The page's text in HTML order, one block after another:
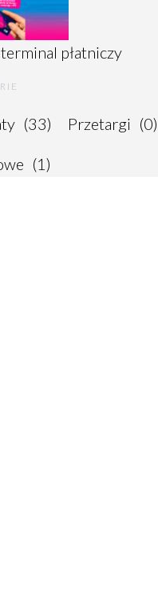
płatniczy
(33) Przetargi (0)
(1)